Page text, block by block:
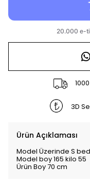
3D
Ürün Açıklaması
Model Üzerinde S
Model boy 165 kilo 55
Ürün Boy 70 cm